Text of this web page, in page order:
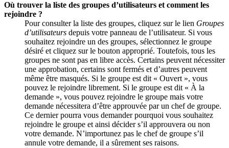
Où trouver la liste des groupes d’utilisateurs et comment les
rejoindre ?
Pour consulter la liste des groupes, cliquez sur le lien Groupes
d’utilisateurs depuis votre panneau de l’utilisateur. Si vous
souhaitez rejoindre un des groupes, sélectionnez le groupe
désiré et cliquez sur le bouton approprié. Toutefois, tous les
groupes ne sont pas en libre accès. Certains peuvent nécessiter
une approbation, certains sont fermés et d’autres peuvent
même être masqués. Si le groupe est dit « Ouvert », vous
pouvez le rejoindre librement. Si le groupe est dit « À la
demande », vous pouvez rejoindre le groupe mais votre
demande nécessitera d’être approuvée par un chef de groupe.
Ce dernier pourra vous demander pourquoi vous souhaitez
rejoindre le groupe et ainsi décider s’il approuvera ou non
votre demande. N’importunez pas le chef de groupe s’il
annule votre demande, il a sûrement ses raisons.